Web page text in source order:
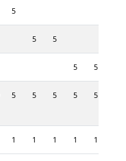
5
5 5
5 5
5 5 5 5 5
1 1 1 1 1